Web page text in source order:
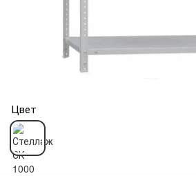
Цвет